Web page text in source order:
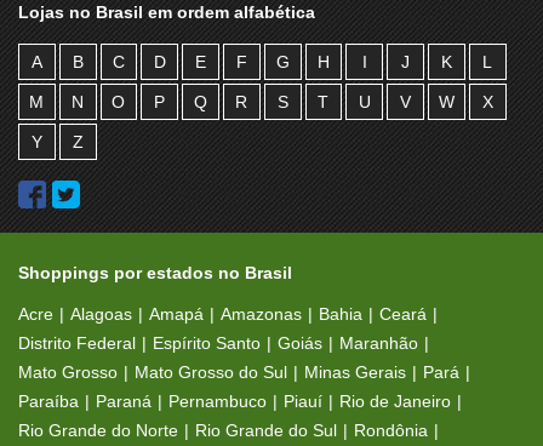
Lojas no Brasil em ordem alfabética
A B C D E F G H I J K L
M N O P Q R S T U V W X
Y Z
Shoppings por estados no Brasil
Acre Alagoas Amapá Amazonas Bahia
Ceará
Distrito Federal
Espírito Santo Goiás
Maranhão
Mato Grosso
Mato Grosso do Sul Minas Gerais
Pará
Paraíba
Paraná Pernambuco Piauí
Rio de Janeiro
Rio Grande do Norte
Rio Grande do Sul Rondônia